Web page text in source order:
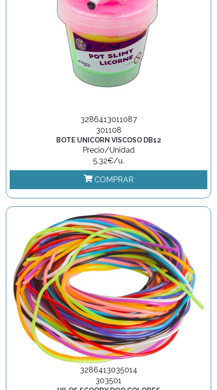
3286413011087
301108
BOTE UNICORN VISCOSO DB12
Precio/Unidad
5.32€/u.
COMPRAR
3286413035014
303501